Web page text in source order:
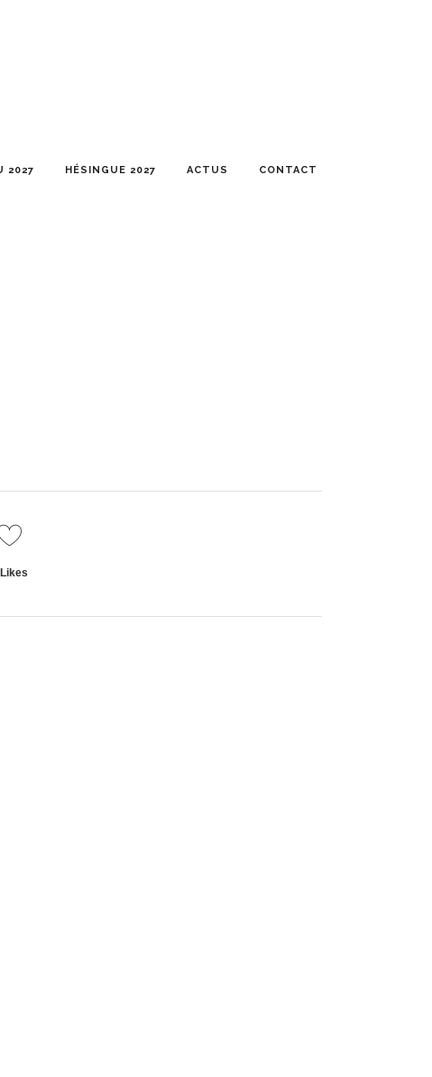
2027 HÉSINGUE 2027 ACTUS CONTACT
Likes